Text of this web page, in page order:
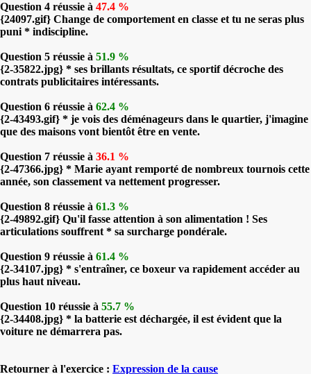
Question 4 réussie à 47.4 %
{24097.gif} Change de comportement en classe et tu ne seras plus
puni * indiscipline.
Question 5 réussie à 51.9 %
{2-35822.jpg} * ses brillants résultats, ce sportif décroche des
contrats publicitaires intéressants.
Question 6 réussie à 62.4 %
{2-43493.gif} * je vois des déménageurs dans le quartier, j'imagine
que des maisons vont bientôt être en vente.
Question 7 réussie à 36.1 %
{2-47366.jpg} * Marie ayant remporté de nombreux tournois cette
année, son classement va nettement progresser.
Question 8 réussie à 61.3 %
{2-49892.gif} Qu'il fasse attention à son alimentation ! Ses
articulations souffrent * sa surcharge pondérale.
Question 9 réussie à 61.4 %
{2-34107.jpg} * s'entraîner, ce boxeur va rapidement accéder au
plus haut niveau.
Question 10 réussie à 55.7 %
{2-34408.jpg} * la batterie est déchargée, il est évident que la
voiture ne démarrera pas.
Retourner à l'exercice : Expression de la cause